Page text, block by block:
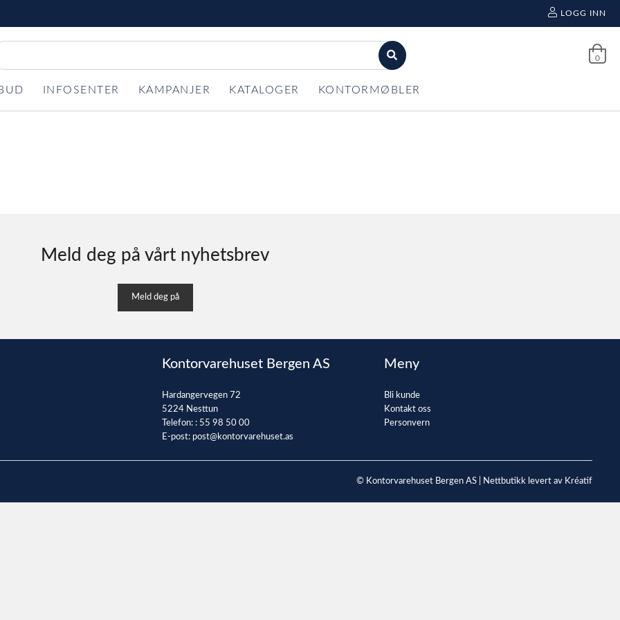
LOGG INN
0
INFOSENTER KAMPANJER KATALOGER KONTORMØBLER
Meld deg på vårt nyhetsbrev
Meld deg på
Kontorvarehuset Bergen AS
Hardangervegen 72
5224 Nesttun
Telefon: : 55 98 50 00
E-post: post@kontorvarehuset.as
Meny
Bli kunde
Kontakt oss
Personvern
© Kontorvarehuset Bergen AS | Nettbutikk levert av Kréatif